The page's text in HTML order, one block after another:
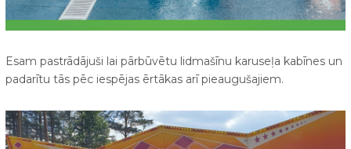
Esam pastrādājuši lai pārbūvētu lidmašīnu karuseļa kabīnes un
padarītu tās pēc iespējas ērtākas arī pieaugušajiem.